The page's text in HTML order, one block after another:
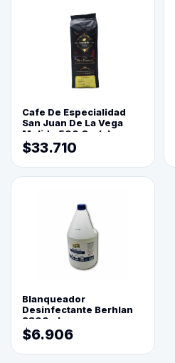
Cafe De Especialidad
San Juan De La Vega
Molido 500 Grs(=)
$33.710
Blanqueador
Desinfectante Berhlan
3800ml
$6.906